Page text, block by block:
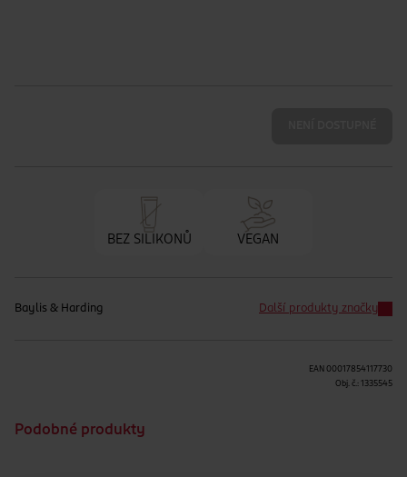
BEZ SILIKONŮ VEGAN
Baylis & Harding Další produkty značky
EAN 00017854117730
Obj. č.: 1335545
Podobné produkty